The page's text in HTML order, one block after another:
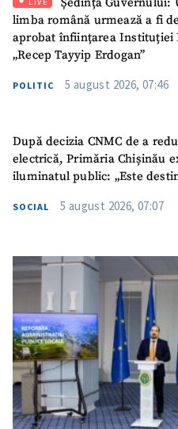
limba română urmează a fi
aprobat înființarea Instituției
„Recep Tayyip Erdogan”
POLITIC 5 august 2026, 07:46
După decizia CNMC de a
electrică, Primăria Chișinău
iluminatul public: „Este
SOCIAL 5 august 2026, 07:07